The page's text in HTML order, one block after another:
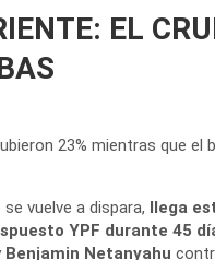
EL
23% mientras que el
vuelve a dispara, llega
YPF durante 45
Benjamin Netanyahu